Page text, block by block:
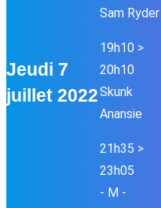
Jeudi 7
juillet 2022
Sam Ryder
19h10 >
20h10
Skunk
Anansie
21h35 >
23h05
- M -